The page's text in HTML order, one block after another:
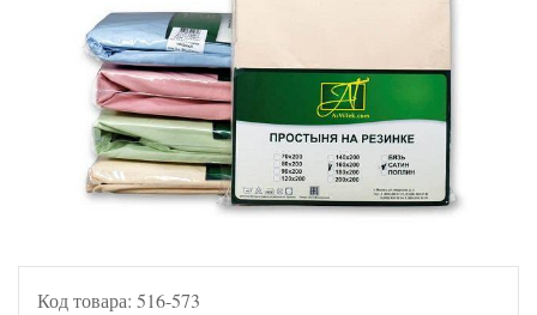
Код товара: 516-573